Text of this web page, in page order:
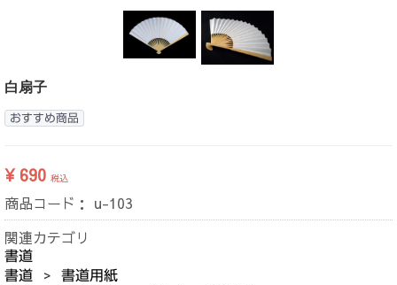
白扇子
おすすめ商品
¥ 690 税込
商品コード： u-103
関連カテゴリ
書道
書道
書道用紙